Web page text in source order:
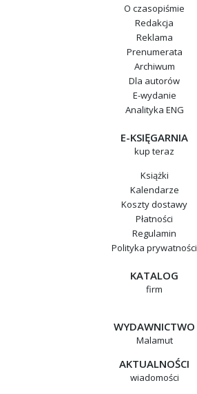
O czasopiśmie
Redakcja
Reklama
Prenumerata
Archiwum
Dla autorów
E-wydanie
Analityka ENG
E-KSIĘGARNIA
kup teraz
Książki
Kalendarze
Koszty dostawy
Płatności
Regulamin
Polityka prywatności
KATALOG
firm
WYDAWNICTWO
Malamut
AKTUALNOŚCI
wiadomości